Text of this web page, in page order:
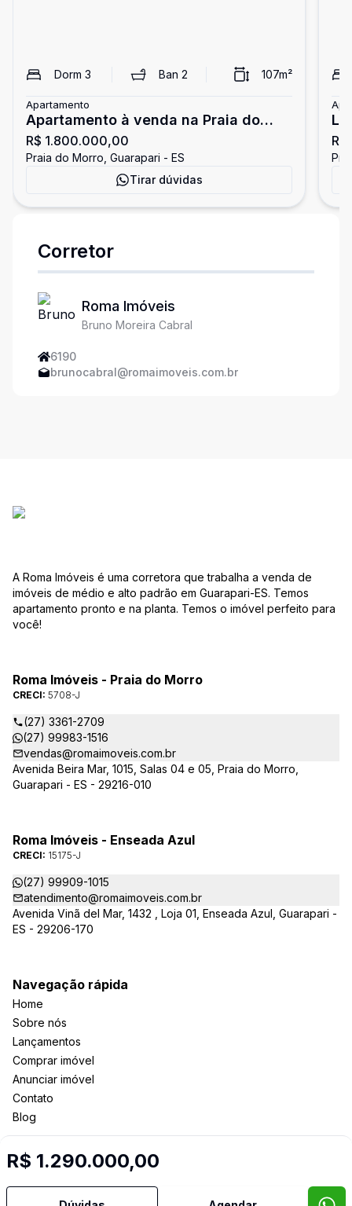
Dorm 3 Ban2 107m²
Apartamento
Apartamento à venda na Praia do
Morro
R$ 1.800.000,00
Praia do Morro, Guarapari - ES
Tirar dúvidas
R$
Corretor
Roma Imóveis
Bruno Moreira Cabral
6190
brunocabral@romaimoveis.com.br
R$ 1.290.000,00
A Roma Imóveis é uma corretora que trabalha a venda de
imóveis de médio e alto padrão em Guarapari-ES. Temos
apartamento pronto e na planta. Temos o imóvel perfeito para
você!
Roma Imóveis - Praia do Morro
CRECI: 5708-J
(27) 3361-2709
(27) 99983-1516
vendas@romaimoveis.com.br
Avenida Beira Mar, 1015, Salas 04 e 05, Praia do Morro,
Guarapari - ES - 29216-010
Roma Imóveis - Enseada Azul
CRECI: 15175-J
(27) 99909-1015
atendimento@romaimoveis.com.br
Avenida Vinã del Mar, 1432 , Loja 01, Enseada Azul, Guarapari -
ES - 29206-170
Navegação rápida
Home
Sobre nós
Lançamentos
Comprar imóvel
Anunciar imóvel
Contato
Blog
Selo de Tecnologia Loft